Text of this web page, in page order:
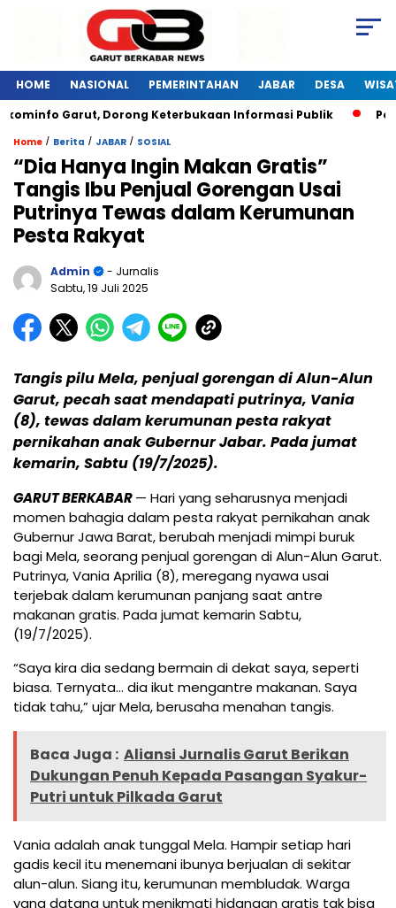
HOME NASIONAL PEMERINTAHAN JABAR DESA
Garut, Dorong Keterbukaan Informasi Publik
Home / Berita / JABAR / SOSIAL
“Dia Hanya Ingin Makan Gratis”
Tangis Ibu Penjual Gorengan Usai
Putrinya Tewas dalam Kerumunan
Pesta Rakyat
Admin
- Jurnalis
Sabtu, 19 Juli 2025
Tangis pilu Mela, penjual gorengan di Alun-Alun
Garut, pecah saat mendapati putrinya, Vania
(8), tewas dalam kerumunan pesta rakyat
pernikahan anak Gubernur Jabar. Pada jumat
kemarin, Sabtu (19/7/2025).
GARUT BERKABAR— Hari yang seharusnya menjadi
momen bahagia dalam pesta rakyat pernikahan anak
Gubernur Jawa Barat, berubah menjadi mimpi buruk
bagi Mela, seorang penjual gorengan di Alun-Alun Garut.
Putrinya, Vania Aprilia (8), meregang nyawa usai
terjebak dalam kerumunan panjang saat antre
makanan gratis. Pada jumat kemarin Sabtu,
(19/7/2025).
“Saya kira dia sedang bermain di dekat saya, seperti
biasa. Ternyata… dia ikut mengantre makanan. Saya
tidak tahu,” ujar Mela, berusaha menahan tangis.
Baca Juga : Aliansi Jurnalis Garut Berikan
Dukungan Penuh Kepada Pasangan Syakur-
Putri untuk Pilkada Garut
Vania adalah anak tunggal Mela. Hampir setiap hari
gadis kecil itu menemani ibunya berjualan di sekitar
alun-alun. Siang itu, kerumunan membludak. Warga
yang datang untuk menikmati hidangan gratis tak bisa